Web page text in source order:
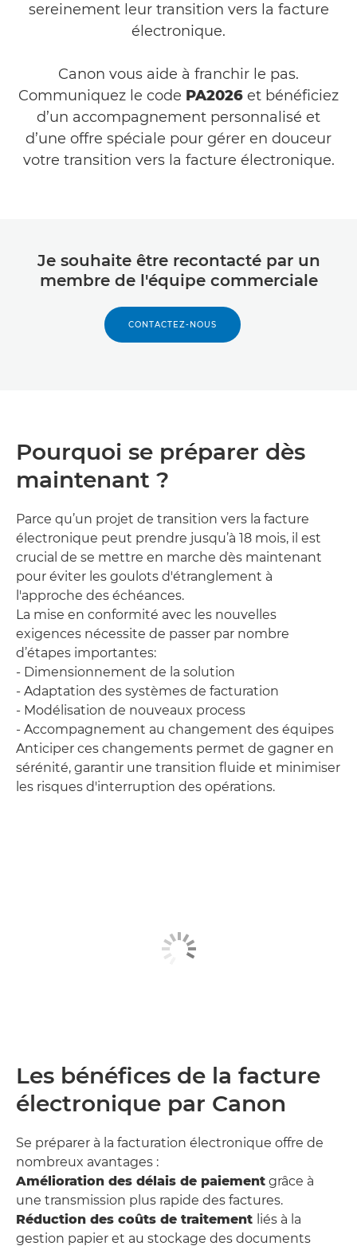
sereinement leur transition vers la facture
électronique.
Canon vous aide à franchir le pas.
Communiquez le code PA2026 et bénéficiez
d’un accompagnement personnalisé et
d’une offre spéciale pour gérer en douceur
votre transition vers la facture électronique.
Je souhaite être recontacté par un
membre de l'équipe commerciale
CONTACTEZ-NOUS
Pourquoi se préparer dès
maintenant ?
Parce qu’un projet de transition vers la facture
électronique peut prendre jusqu’à 18 mois, il est
crucial de se mettre en marche dès maintenant
pour éviter les goulots d'étranglement à
l'approche des échéances.
La mise en conformité avec les nouvelles
exigences nécessite de passer par nombre
d’étapes importantes:
- Dimensionnement de la solution
- Adaptation des systèmes de facturation
- Modélisation de nouveaux process
- Accompagnement au changement des équipes
Anticiper ces changements permet de gagner en
sérénité, garantir une transition fluide et minimiser
les risques d'interruption des opérations.
Les bénéfices de la facture
électronique par Canon
Se préparer à la facturation électronique offre de
nombreux avantages :
Amélioration des délais de paiement grâce à
une transmission plus rapide des factures.
Réduction des coûts de traitement liés à la
gestion papier et au stockage des documents